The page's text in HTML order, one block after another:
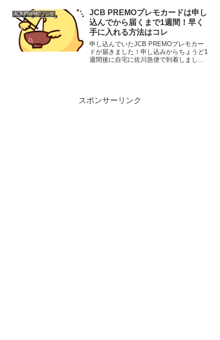
トでもしっかりと明記されています。
JCB P...
JCB PREMOプレモ
JCB PREMOプレモカードは申し
込んでから届くまで1週間！早く
手に入れる方法はコレ
申し込んでいたJCB PREMOプレモカー
ドが届きました！申し込みからちょうど1
週間後に自宅に佐川急便で到着しました
スポンサーリンク